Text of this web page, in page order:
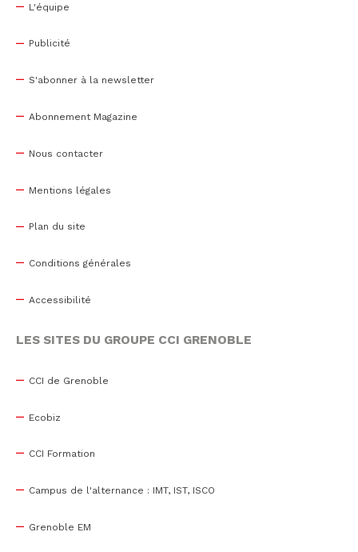
L'équipe
Publicité
S'abonner à la newsletter
Abonnement Magazine
Nous contacter
Mentions légales
Plan du site
Conditions générales
Accessibilité
LES SITES DU GROUPE CCI GRENOBLE
CCI de Grenoble
Ecobiz
CCI Formation
Campus de l'alternance : IMT, IST, ISCO
Grenoble EM